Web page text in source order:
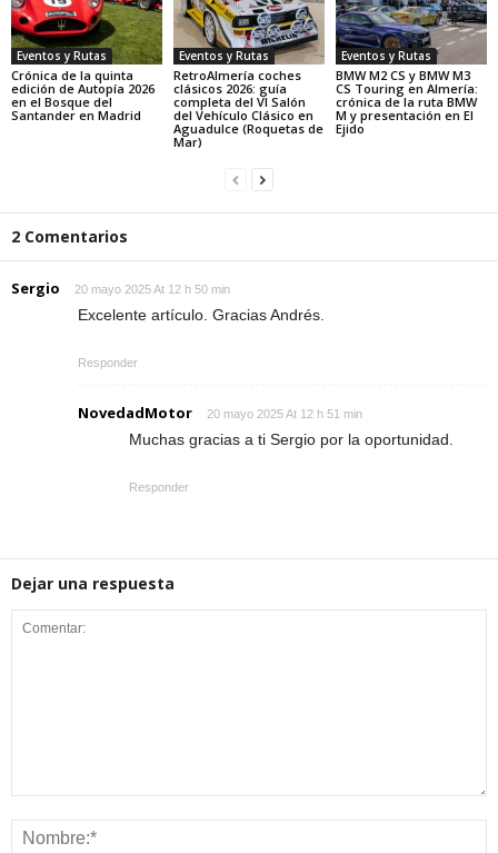
Eventos y Rutas
Crónica de la quinta
edición de Autopía 2026
en el Bosque del
Santander en Madrid
Eventos y Rutas
RetroAlmería coches
clásicos 2026: guía
completa del VI Salón
del Vehículo Clásico en
Aguadulce (Roquetas de
Mar)
Eventos y Rutas
BMW M2 CS y BMW M3
CS Touring en Almería:
crónica de la ruta BMW
M y presentación en El
Ejido
2 Comentarios
Sergio 20 mayo 2025 At 12 h 50 min
Excelente artículo. Gracias Andrés.
Responder
NovedadMotor 20 mayo 2025 At 12 h 51 min
Muchas gracias a ti Sergio por la oportunidad.
Responder
Dejar una respuesta